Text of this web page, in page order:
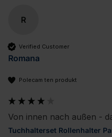
R
Verified Customer
Romana
Polecam ten produkt
Von innen nach außen -
Tuchhalterset Rollenhalter